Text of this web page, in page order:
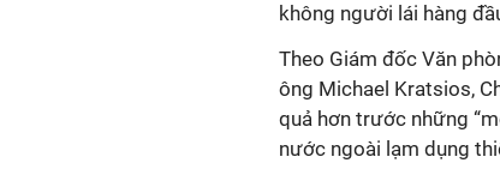
không người lái hàng
Theo Giám đốc Văn
ông Michael Kratsios,
quả hơn trước những
nước ngoài lạm dụng